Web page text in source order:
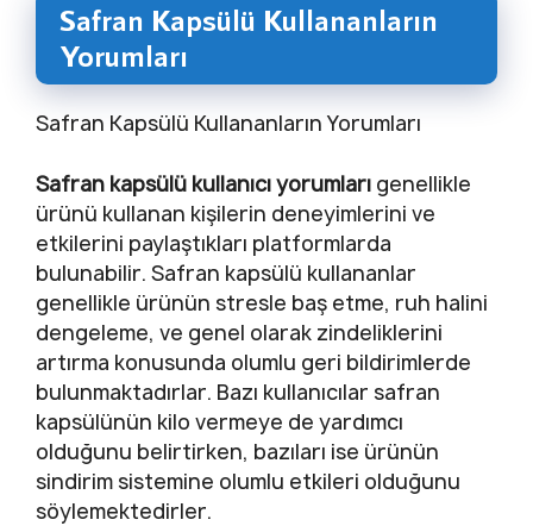
Safran Kapsülü Kullananların
Yorumları
Safran Kapsülü Kullananların Yorumları
Safran kapsülü kullanıcı yorumları genellikle
ürünü kullanan kişilerin deneyimlerini ve
etkilerini paylaştıkları platformlarda
bulunabilir. Safran kapsülü kullananlar
genellikle ürünün stresle baş etme, ruh halini
dengeleme, ve genel olarak zindeliklerini
artırma konusunda olumlu geri bildirimlerde
bulunmaktadırlar. Bazı kullanıcılar safran
kapsülünün kilo vermeye de yardımcı
olduğunu belirtirken, bazıları ise ürünün
sindirim sistemine olumlu etkileri olduğunu
söylemektedirler.